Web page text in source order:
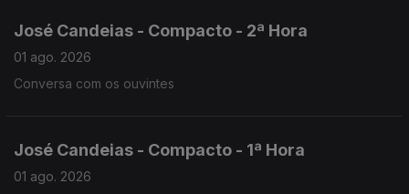
José Candeias - Compacto - 2ª Hora
01 ago. 2026
Conversa com os ouvintes
José Candeias - Compacto - 1ª Hora
01 ago. 2026